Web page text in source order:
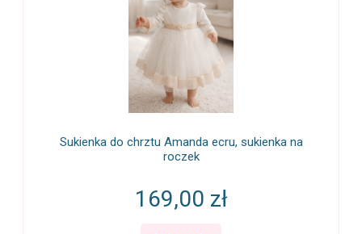
Sukienka do chrztu Amanda ecru, sukienka na
roczek
169,00 zł